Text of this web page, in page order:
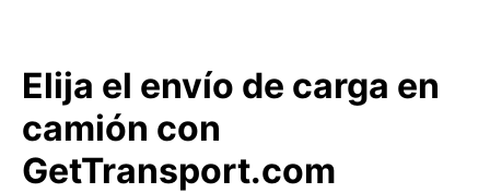
Elija el envío de carga en
camión con
GetTransport.com